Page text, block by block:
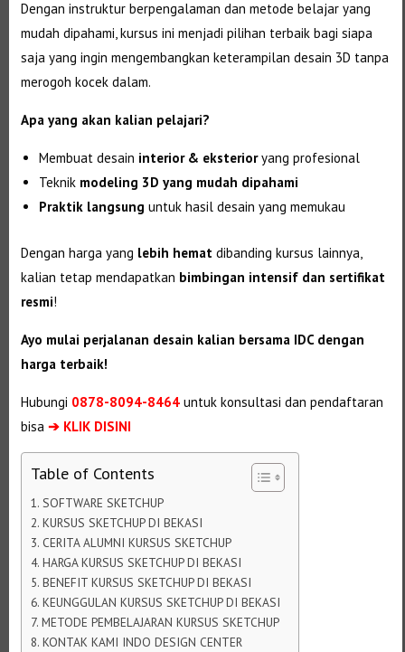
Dengan instruktur berpengalaman dan metode belajar yang
mudah dipahami, kursus ini menjadi pilihan terbaik bagi siapa
saja yang ingin mengembangkan keterampilan desain 3D tanpa
merogoh kocek dalam.
Apa yang akan kalian pelajari?
Membuat desain interior & eksterioryang profesional
Teknik modeling 3D yang mudah dipahami
Praktik langsung untuk hasil desain yang memukau
Dengan harga yang lebih hemat dibanding kursus lainnya,
kalian tetap mendapatkan bimbingan intensif dan sertifikat
resmi!
Ayo mulai perjalanan desain kalian bersama IDC dengan
harga terbaik!
Hubungi 0878-8094-8464 untuk konsultasi dan pendaftaran
bisa➔ KLIK DISINI
Table of Contents
SOFTWARE SKETCHUP
KURSUS SKETCHUP DI BEKASI
CERITA ALUMNI KURSUS SKETCHUP
HARGA KURSUS SKETCHUP DI BEKASI
BENEFIT KURSUS SKETCHUP DI BEKASI
KEUNGGULAN KURSUS SKETCHUP DI BEKASI
METODE PEMBELAJARAN KURSUS SKETCHUP
KONTAK KAMI INDO DESIGN CENTER